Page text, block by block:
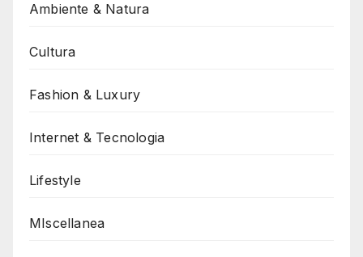
Ambiente & Natura
Cultura
Fashion & Luxury
Internet & Tecnologia
Lifestyle
MIscellanea